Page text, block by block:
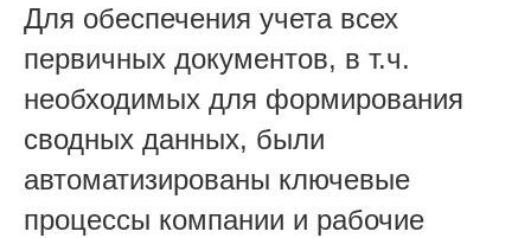
Для обеспечения учета всех
первичных документов, в т.ч.
необходимых для формирования
сводных данных, были
автоматизированы ключевые
процессы компании и рабочие